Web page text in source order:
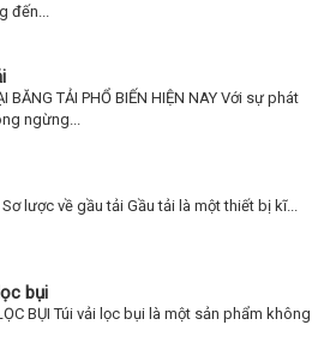
đến...
BĂNG TẢI PHỔ BIẾN HIỆN NAY Với sự phát
ngừng...
Sơ lược về gầu tải Gầu tải là một thiết bị kĩ...
bụi
BỤI Túi vải lọc bụi là một sản phẩm không